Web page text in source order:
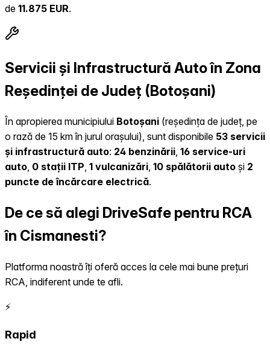
de 11.875 EUR.
Servicii și Infrastructură Auto în Zona
Reședinței de Județ (Botoșani)
În apropierea municipiului Botoșani (reședința de județ, pe
o rază de 15 km în jurul orașului), sunt disponibile 53 servicii
și infrastructură auto: 24 benzinării, 16 service-uri
auto, 0 stații ITP, 1 vulcanizări, 10 spălătorii auto și 2
puncte de încărcare electrică.
De ce să alegi DriveSafe pentru RCA
în Cismanesti?
Platforma noastră îți oferă acces la cele mai bune prețuri
RCA, indiferent unde te afli.
⚡
Rapid